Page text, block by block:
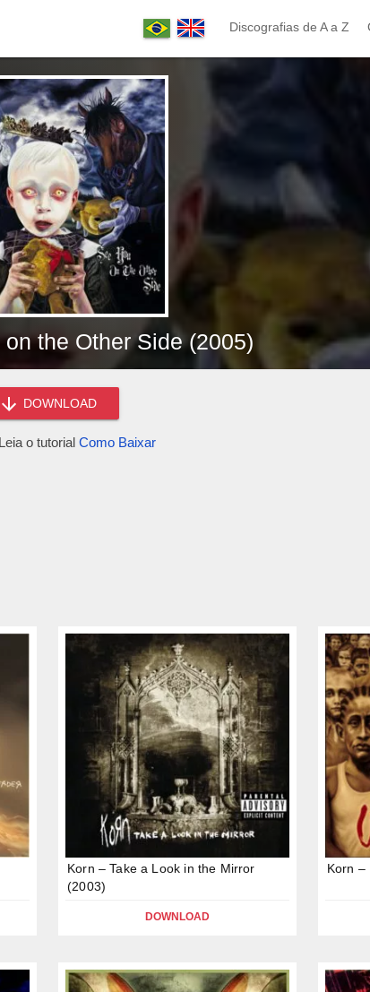
Discografias de A a Z
the Other Side (2005)
DOWNLOAD
o tutorial Como Baixar
Korn – Take a Look in the Mirror
(2003)
DOWNLOAD
Korn –